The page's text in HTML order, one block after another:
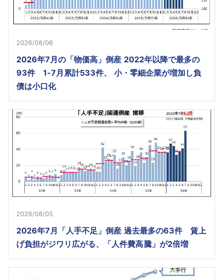
2026/08/06
2026年7月の「物価高」倒産 2022年以降で最多の
93件 1-7月累計533件、 小・零細企業が増加し負
債は小口化
2026/08/05
2026年7月「人手不足」倒産 過去最多の63件 賃上
げ負担がジワリ広がる、「人件費高騰」が2倍増